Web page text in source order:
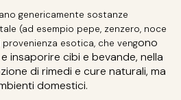
genericamente sostanze
(ad esempio pepe, zenzero, noce
esotica, che vengono
insaporire cibi e bevande, nella
di rimedi e cure naturali, ma
domestici.